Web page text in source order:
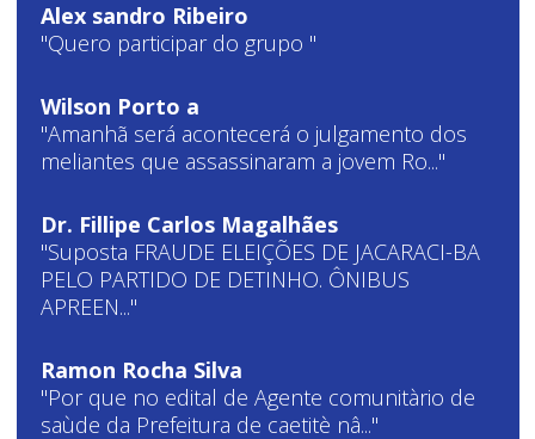
Alex sandro Ribeiro
"Quero participar do grupo "
Wilson Porto a
"Amanhã será acontecerá o julgamento dos
meliantes que assassinaram a jovem Ro..."
Dr. Fillipe Carlos Magalhães
"Suposta FRAUDE ELEIÇÕES DE JACARACI-BA
PELO PARTIDO DE DETINHO. ÔNIBUS
APREEN..."
Ramon Rocha Silva
"Por que no edital de Agente comunitàrio de
saùde da Prefeitura de caetitè nâ..."